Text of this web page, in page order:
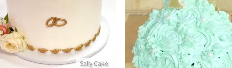
Sally Cake
סמאש קייק מיוחדת לבן
פרטים נוספים